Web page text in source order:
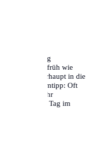
&
oft wochenlang
daher so früh wie
bevor du überhaupt in die
kleiner Geheimtipp: Oft
und 8:30 Uhr
für denselben Tag im